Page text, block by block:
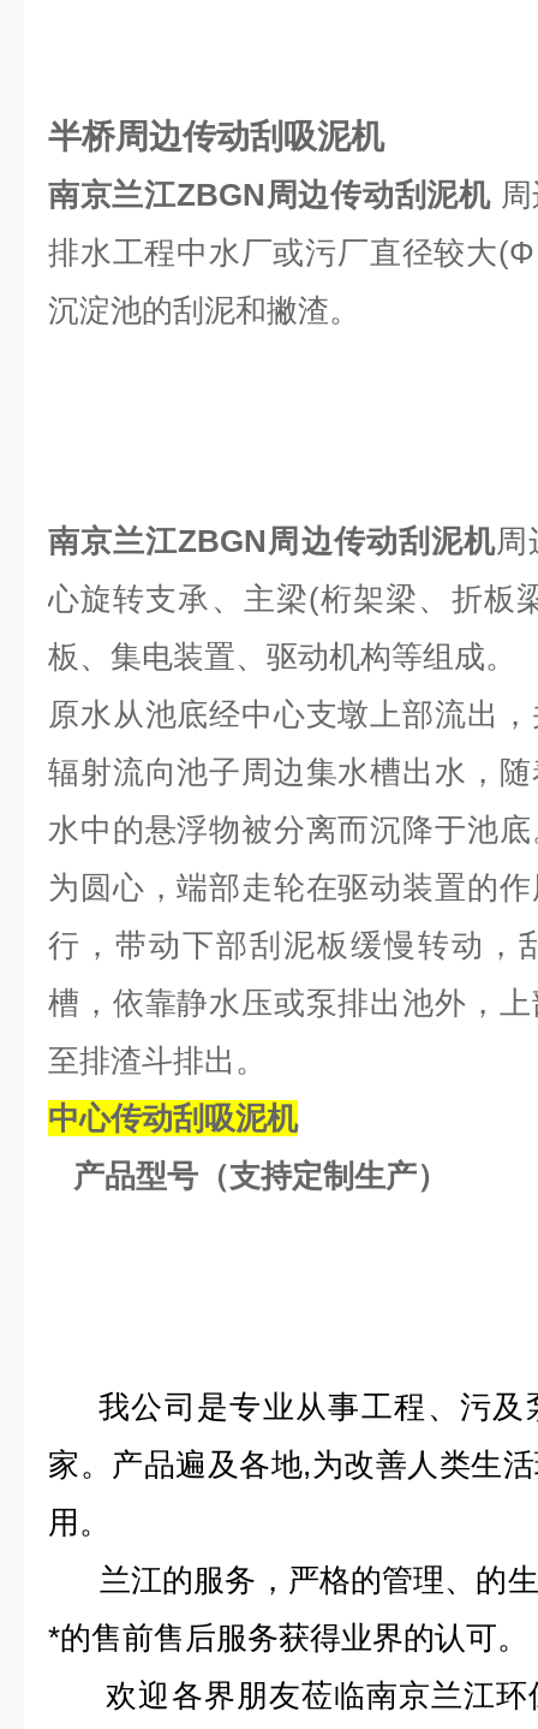
半桥周边传动刮吸泥机
南京兰江ZBGN周边传动刮泥机周
排水工程中水厂或污厂直径较大
沉淀池的刮泥和撇渣。
南京兰江ZBGN周边传动刮泥机
心旋转支承、主梁(桁架梁、折板
板、集电装置、驱动机构等组成。
原水从池底经中心支墩上部流出
辐射流向池子周边集水槽出水，
水中的悬浮物被分离而沉降于池
为圆心，端部走轮在驱动装置的
行，带动下部刮泥板缓慢转动，
槽，依靠静水压或泵排出池外，
至排渣斗排出。
中心传动刮吸泥机
产品型号（支持定制生产）
我公司是专业从事工程、污
家。产品遍及各地,为改善人类生
用。
兰江的服务，严格的管理、的
*的售前售后服务获得业界的认可。
欢迎各界朋友莅临南京兰江环